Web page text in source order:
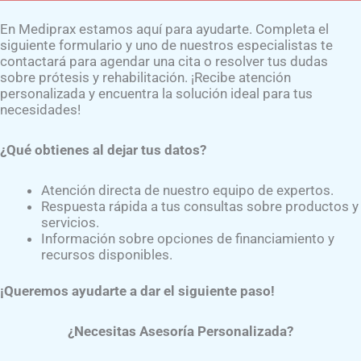
Inicio Contáctanos
Puede Necesitar
son un problema de salud pública a nivel mundial, y los
transtibiales
es más frecuente en personas
En Mediprax estamos aquí para ayudarte. Completa el
siguiente formulario y uno de nuestros especialistas te
contactará para agendar una cita o resolver tus dudas
sobre prótesis y rehabilitación. ¡Recibe atención
personalizada y encuentra la solución ideal para tus
necesidades!
¿Qué obtienes al dejar tus datos?
Atención directa de nuestro equipo de expertos.
Respuesta rápida a tus consultas sobre productos y
servicios.
Información sobre opciones de financiamiento y
recursos disponibles.
¡Queremos ayudarte a dar el siguiente paso!
¿Necesitas Asesoría Personalizada?